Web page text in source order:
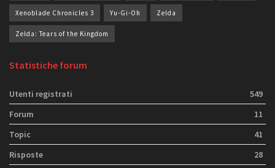
Xenoblade Chronicles 3 Yu-Gi-Oh Zelda
Zelda: Tears of the Kingdom
Statistiche forum
Utenti registrati
549
Forum
11
Topic
41
Risposte
28